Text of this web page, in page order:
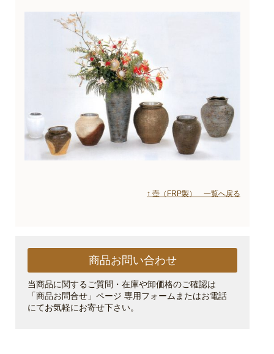
↑ 壺（FRP製） 一覧へ戻る
商品お問い合わせ
当商品に関するご質問・在庫や卸価格のご確認は
「商品お問合せ」ページ 専用フォームまたはお電話
にてお気軽にお寄せ下さい。